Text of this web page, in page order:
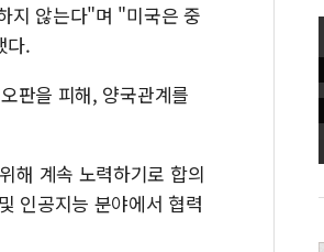
지 않는다"며 "미국은 중
다.
판을 피해, 양국관계를
해 계속 노력하기로 합의
인공지능 분야에서 협력